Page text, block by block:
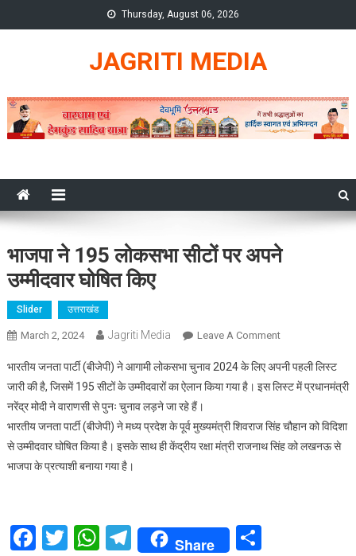
to
Thursday, August 06, 2026
JAGRITI MEDIA
भाजपा ने 195 लोकसभा सीटों पर अपने
उम्मीदवार घोषित किए
Slider उत्तराखंड
March 2, 2024 Jagriti Media Leave A CommentOn
ने
195
सीटों
पर
भारतीय जनता पार्टी (बीजेपी) ने आगामी लोकसभा चुनाव 2024 के लिए अपनी पहली लिस्ट
जारी की है, जिसमें 195 सीटों के उम्मीदवारों का ऐलान किया गया है। इस लिस्ट में प्रधानमंत्री
नरेंद्र मोदी ने वाराणसी से पुनः चुनाव लड़ने जा रहे हैं।
भारतीय जनता पार्टी (बीजेपी) ने मध्य प्रदेश के पूर्व मुख्यमंत्री शिवराज सिंह चौहान को विदिशा
से उम्मीदवार घोषित किया है। इसके साथ ही केंद्रीय रक्षा मंत्री राजनाथ सिंह को लखनऊ से
भाजपा के प्रत्याशी बनाया गया है।
Facebook
Twitter
WhatsApp
Telegram
Share Share